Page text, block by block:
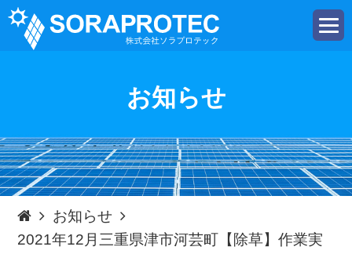
t
o
i
g
a
t
i
o
お知らせ
お知らせ
2021年12月三重県津市河芸町【除草】作業実